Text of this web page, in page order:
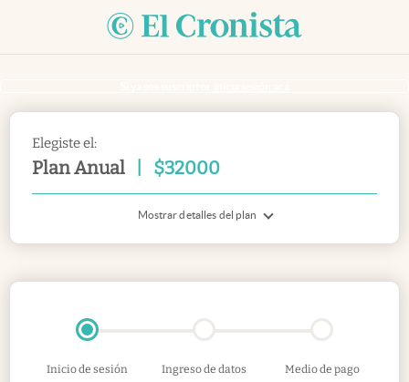
Elegiste el:
Plan Anual $32000
Mostrar detalles del plan
Inicio de sesión Ingreso de datos Medio de pago